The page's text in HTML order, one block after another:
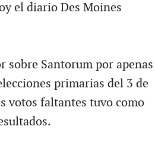
el diario Des Moines
sobre Santorum por apenas
primarias del 3 de
votos faltantes tuvo como